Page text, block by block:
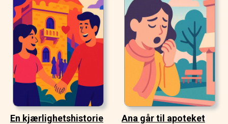
En kjærlighetshistorie
Ana går til apoteket